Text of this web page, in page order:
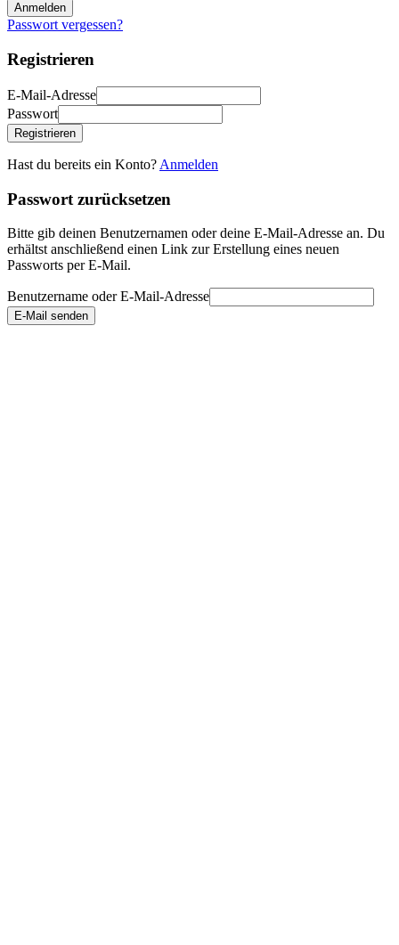
Anmelden
Passwort vergessen?
Registrieren
E-Mail-Adresse
Passwort
Registrieren
Hast du bereits ein Konto? Anmelden
Passwort zurücksetzen
Bitte gib deinen Benutzernamen oder deine E-Mail-Adresse an. Du
erhältst anschließend einen Link zur Erstellung eines neuen
Passworts per E-Mail.
Benutzername oder E-Mail-Adresse
E-Mail senden